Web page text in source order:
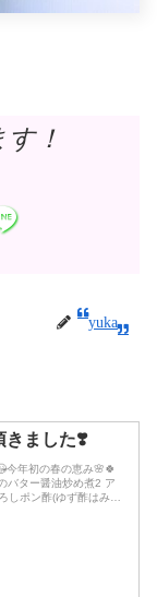
！
yuka
きました❣️
今年初の春の恵み🌸🍀
バター醤油炒め煮2 ア
しポン酢(ゆず酢はみは